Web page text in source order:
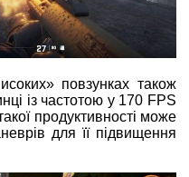
повзунках також
із частотою у 170 FPS
продуктивності може
для її підвищення